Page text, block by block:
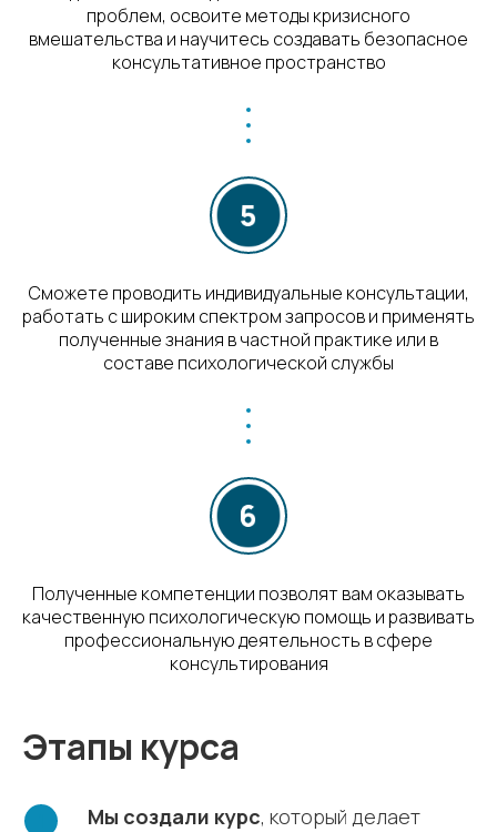
проблем, освоите методы кризисного
вмешательства и научитесь создавать безопасное
консультативное пространство
Сможете проводить индивидуальные консультации,
работать с широким спектром запросов и применять
полученные знания в частной практике или в
составе психологической службы
Полученные компетенции позволят вам оказывать
качественную психологическую помощь и развивать
профессиональную деятельность в сфере
консультирования
Этапы курса
Мы создали курс, который делает